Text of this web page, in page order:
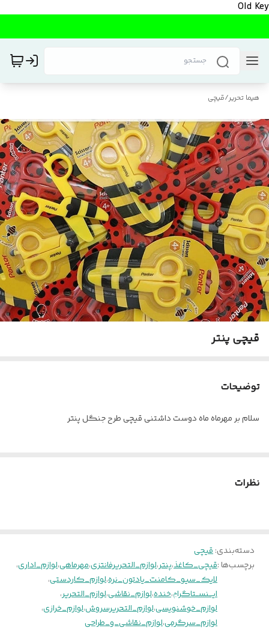
Old Key
هیما تحریر/قیچی
قیچی پنتر
توضیحات
سلام بر مهرماه ماه دوست داشتنی قیچی طرح جنگل پنتر
نظرات
دسته‌بندی:قیچی
برچسب‌ها :قیچی_کاغذ،پنتر،لوازم_التحریرفانتزی،مهرماهی،لوازم_اداری،
لایک_سیو_کامنت_یادتون_نره،لوازم_کاردستی،
ایـــنســتاگراݦ،خنده،لوازم_نقاشی،لوازم_التحریر،
لوازم_خوشنویسی،لوازم_التحریرسروش،لوازم_خرازی،
لوازم_سرگرمی،لوازم_نقاشی_و_طراحی